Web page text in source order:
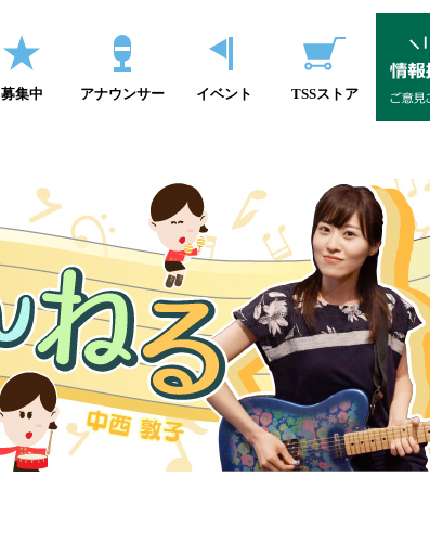
募集中 アナウンサー イベント TSSストア